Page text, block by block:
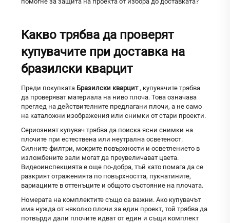
Какво трябва да проверят
купувачите при доставка на
бразилски кварцит
Преди покупката Бразилски кварцит, купувачите трябва
да проверяват материала на ниво плоча. Това означава
преглед на действителните предлагани плочи, а не само
на каталожни изображения или снимки от стари проекти.
Сериозният купувач трябва да поиска ясни снимки на
плочите при естествена или неутрална осветеност.
Силните филтри, мокрите повърхности и осветлението в
изложбените зали могат да преувеличават цвета.
Видеоинспекцията е още по-добра, тъй като помага да се
разкрият отраженията по повърхността, пукнатините,
вариациите в оттенъците и общото състояние на плочата.
Номерата на комплектите също са важни. Ако купувачът
има нужда от няколко плочи за един проект, той трябва да
потвърди дали плочите идват от един и същи комплект